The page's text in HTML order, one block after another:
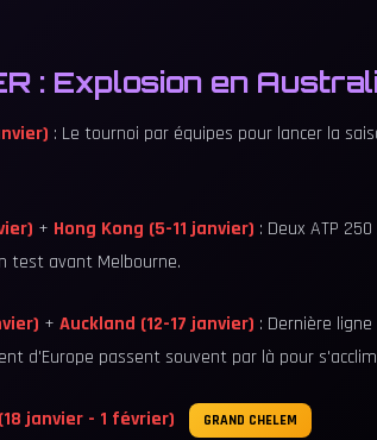
: Explosion en
: Le tournoi par équipes pour lancer la
+ Hong Kong (5-11 janvier) : Deux ATP
test avant Melbourne.
+ Auckland (12-17 janvier) : Dernière
d'Europe passent souvent par là pour
(18 janvier - 1 février) GRAND CHELEM